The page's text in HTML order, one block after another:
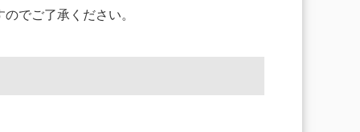
でご了承ください。